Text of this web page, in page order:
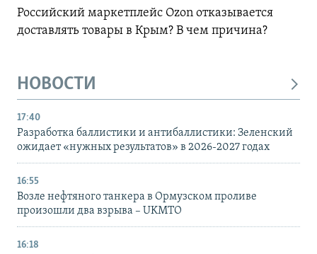
Российский маркетплейс Ozon отказывается
доставлять товары в Крым? В чем причина?
НОВОСТИ
17:40
Разработка баллистики и антибаллистики: Зеленский
ожидает «нужных результатов» в 2026-2027 годах
16:55
Возле нефтяного танкера в Ормузском проливе
произошли два взрыва – UKMTO
16:18